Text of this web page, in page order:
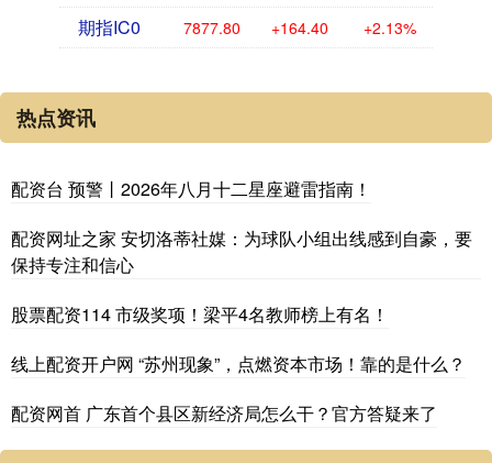
期指IC0 7877.80 +164.40 +2.13%
热点资讯
配资台 预警丨2026年八月十二星座避雷指南！
配资网址之家 安切洛蒂社媒：为球队小组出线感到自豪，要
保持专注和信心
股票配资114 市级奖项！梁平4名教师榜上有名！
线上配资开户网 “苏州现象”，点燃资本市场！靠的是什么？
配资网首 广东首个县区新经济局怎么干？官方答疑来了